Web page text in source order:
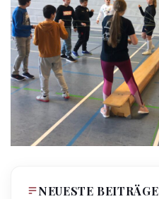
NEUESTE BEITRÄGE